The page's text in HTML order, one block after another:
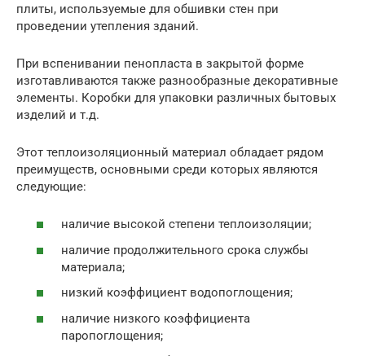
плиты, используемые для обшивки стен при
проведении утепления зданий.
При вспенивании пенопласта в закрытой форме
изготавливаются также разнообразные декоративные
элементы. Коробки для упаковки различных бытовых
изделий и т.д.
Этот теплоизоляционный материал обладает рядом
преимуществ, основными среди которых являются
следующие:
наличие высокой степени теплоизоляции;
наличие продолжительного срока службы
материала;
низкий коэффициент водопоглощения;
наличие низкого коэффициента
паропоглощения;